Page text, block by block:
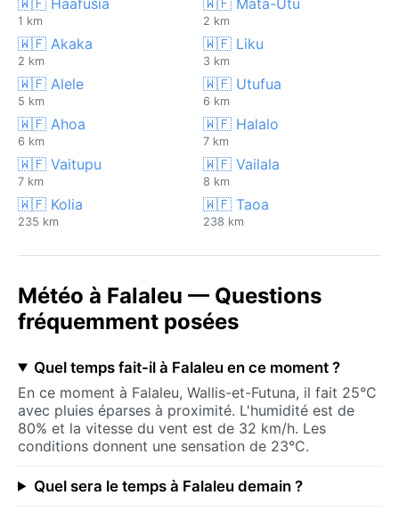
1 km 2 km
🇼🇫 Akaka
2 km
🇼🇫 Liku
3 km
🇼🇫 Alele
5 km
🇼🇫 Utufua
6 km
🇼🇫 Ahoa
6 km
🇼🇫 Halalo
7 km
🇼🇫 Vaitupu
7 km
🇼🇫 Vailala
8 km
🇼🇫 Kolia
235 km
🇼🇫 Taoa
238 km
Météo à Falaleu — Questions
fréquemment posées
Quel temps fait-il à Falaleu en ce moment ?
En ce moment à Falaleu, Wallis-et-Futuna, il fait 25°C
avec pluies éparses à proximité. L'humidité est de
80% et la vitesse du vent est de 32 km/h. Les
conditions donnent une sensation de 23°C.
Quel sera le temps à Falaleu demain ?